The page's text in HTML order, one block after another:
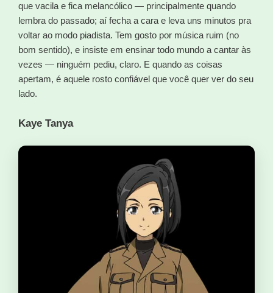
que vacila e fica melancólico — principalmente quando
lembra do passado; aí fecha a cara e leva uns minutos pra
voltar ao modo piadista. Tem gosto por música ruim (no
bom sentido), e insiste em ensinar todo mundo a cantar às
vezes — ninguém pediu, claro. E quando as coisas
apertam, é aquele rosto confiável que você quer ver do seu
lado.
Kaye Tanya